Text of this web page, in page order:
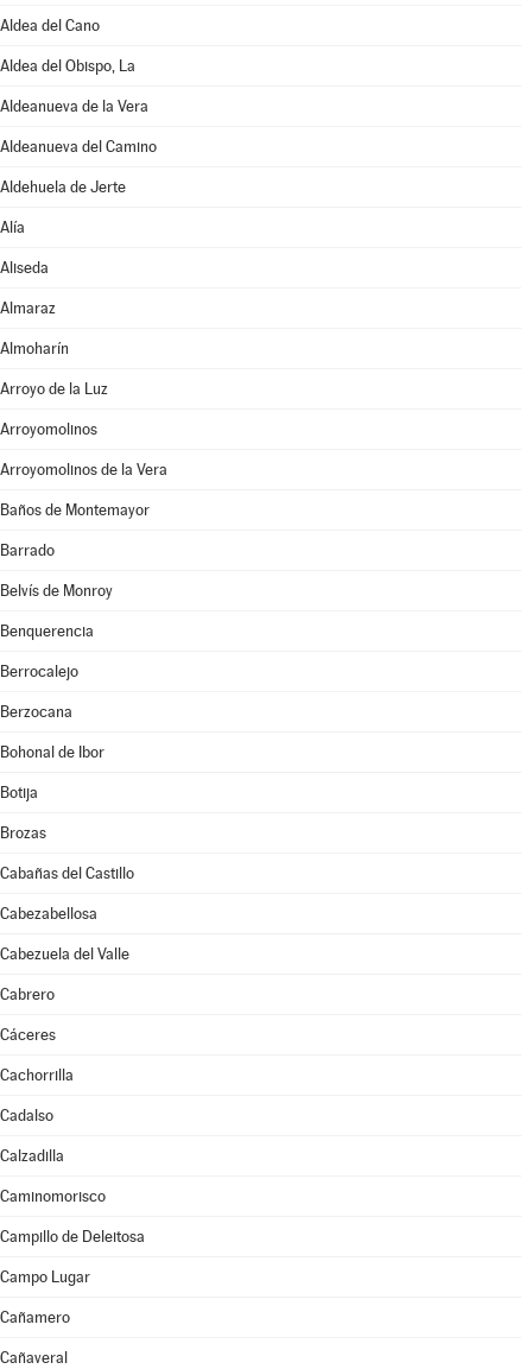
Aldea del Cano
Aldea del Obispo, La
Aldeanueva de la Vera
Aldeanueva del Camino
Aldehuela de Jerte
Alía
Aliseda
Almaraz
Almoharín
Arroyo de la Luz
Arroyomolinos
Arroyomolinos de la Vera
Baños de Montemayor
Barrado
Belvís de Monroy
Benquerencia
Berrocalejo
Berzocana
Bohonal de Ibor
Botija
Brozas
Cabañas del Castillo
Cabezabellosa
Cabezuela del Valle
Cabrero
Cáceres
Cachorrilla
Cadalso
Calzadilla
Caminomorisco
Campillo de Deleitosa
Campo Lugar
Cañamero
Cañaveral